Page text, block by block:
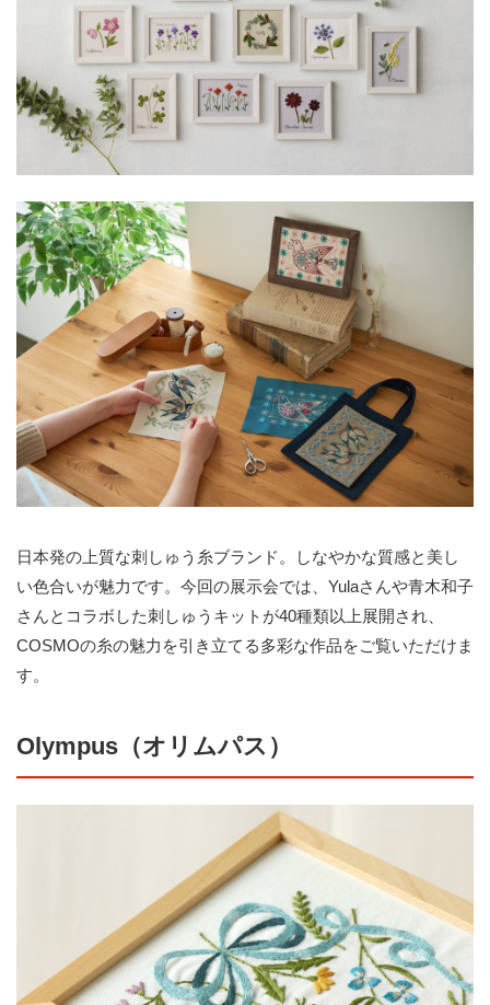
日本発の上質な刺しゅう糸ブランド。しなやかな質感と美し
い色合いが魅力です。今回の展示会では、Yulaさんや青木和子
さんとコラボした刺しゅうキットが40種類以上展開され、
COSMOの糸の魅力を引き立てる多彩な作品をご覧いただけま
す。
Olympus（オリムパス）